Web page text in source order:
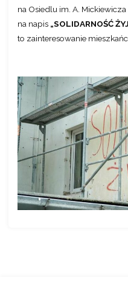
na Osiedlu im. A.
na napis „SOLIDARNOŚĆ
to zainteresowanie